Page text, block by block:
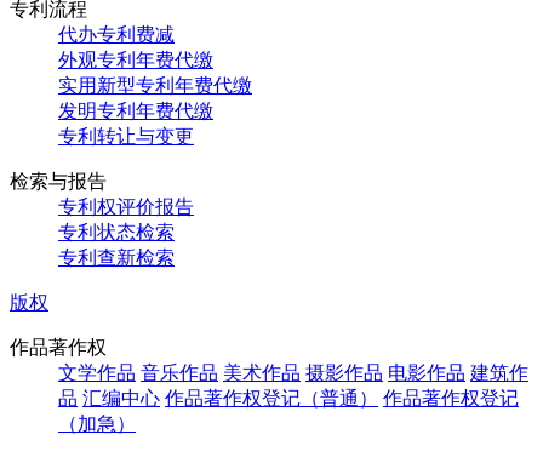
专利流程
代办专利费减
外观专利年费代缴
实用新型专利年费代缴
发明专利年费代缴
专利转让与变更
检索与报告
专利权评价报告
专利状态检索
专利查新检索
版权
作品著作权
文学作品 音乐作品 美术作品 摄影作品 电影作品 建筑作
品 汇编中心 作品著作权登记（普通）
作品著作权登记
（加急）